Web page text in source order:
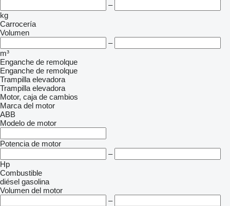
–
kg
Carrocería
Volumen
–
m³
Enganche de remolque
Enganche de remolque
Trampilla elevadora
Trampilla elevadora
Motor, caja de cambios
Marca del motor
ABB
Modelo de motor
Potencia de motor
–
Hp
Combustible
diésel gasolina
Volumen del motor
–